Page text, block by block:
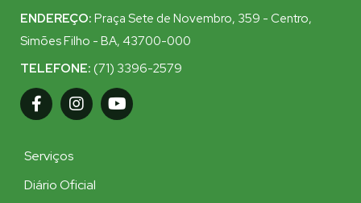
ENDEREÇO: Praça Sete de Novembro, 359 - Centro,
Simões Filho - BA, 43700-000
TELEFONE: (71) 3396-2579
Serviços
Diário Oficial